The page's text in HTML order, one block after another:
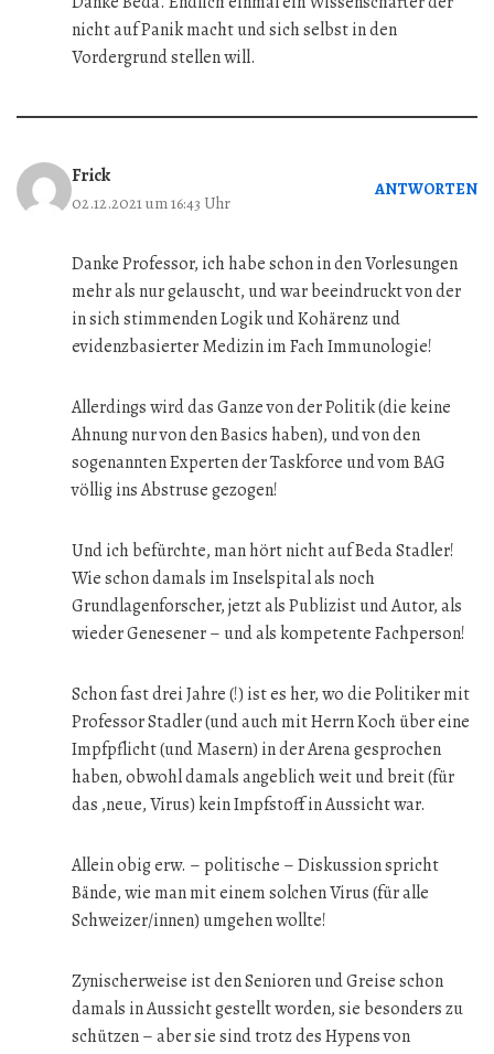
nicht auf Panik macht und sich selbst in den
Vordergrund stellen will.
Frick
02.12.2021 um 16:43 Uhr
ANTWORTEN
Danke Professor, ich habe schon in den Vorlesungen
mehr als nur gelauscht, und war beeindruckt von der
in sich stimmenden Logik und Kohärenz und
evidenzbasierter Medizin im Fach Immunologie!
Allerdings wird das Ganze von der Politik (die keine
Ahnung nur von den Basics haben), und von den
sogenannten Experten der Taskforce und vom BAG
völlig ins Abstruse gezogen!
Und ich befürchte, man hört nicht auf Beda Stadler!
Wie schon damals im Inselspital als noch
Grundlagenforscher, jetzt als Publizist und Autor, als
wieder Genesener – und als kompetente Fachperson!
Schon fast drei Jahre (!) ist es her, wo die Politiker mit
Professor Stadler (und auch mit Herrn Koch über eine
Impfpflicht (und Masern) in der Arena gesprochen
haben, obwohl damals angeblich weit und breit (für
das ,neue, Virus) kein Impfstoff in Aussicht war.
Allein obig erw. – politische – Diskussion spricht
Bände, wie man mit einem solchen Virus (für alle
Schweizer/innen) umgehen wollte!
Zynischerweise ist den Senioren und Greise schon
damals in Aussicht gestellt worden, sie besonders zu
schützen – aber sie sind trotz des Hypens von